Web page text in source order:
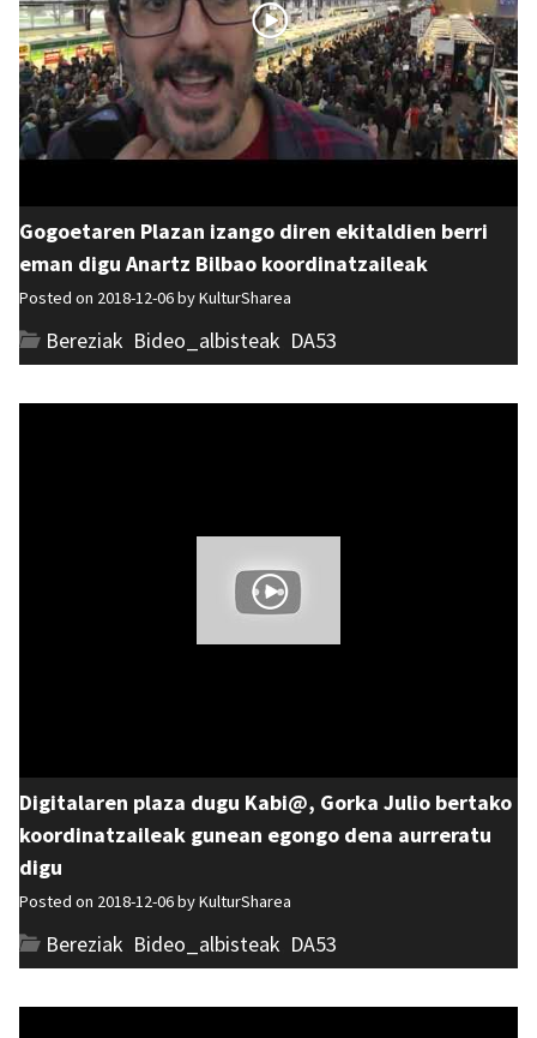
Gogoetaren Plazan izango diren ekitaldien berri
eman digu Anartz Bilbao koordinatzaileak
Posted on 2018-12-06 byKulturSharea
Bereziak Bideo_albisteak DA53
Digitalaren plaza dugu Kabi@, Gorka Julio bertako
koordinatzaileak gunean egongo dena aurreratu
digu
Posted on 2018-12-06 byKulturSharea
Bereziak Bideo_albisteak DA53